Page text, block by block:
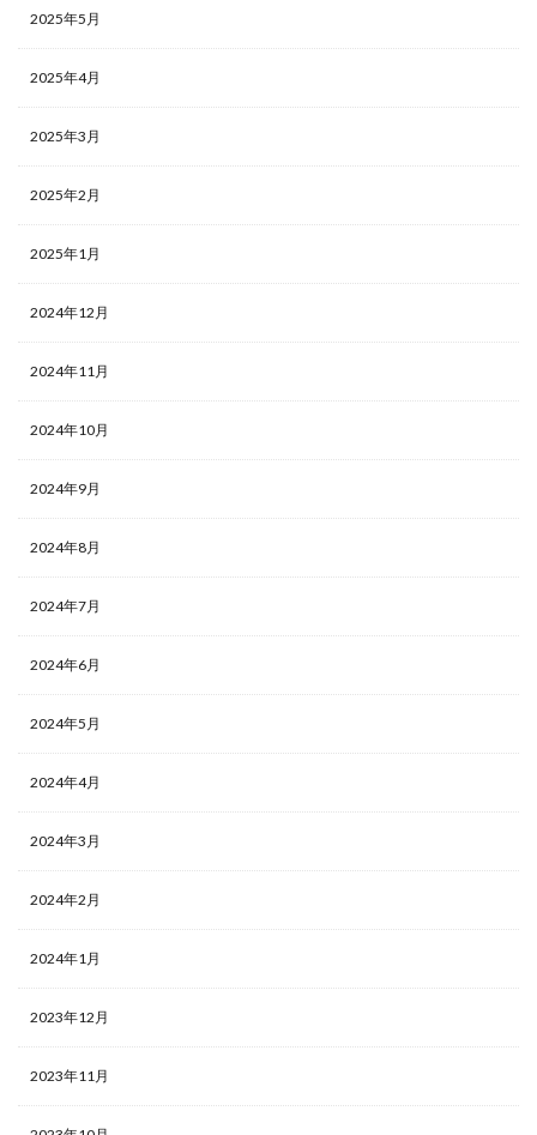
2025年5月
2025年4月
2025年3月
2025年2月
2025年1月
2024年12月
2024年11月
2024年10月
2024年9月
2024年8月
2024年7月
2024年6月
2024年5月
2024年4月
2024年3月
2024年2月
2024年1月
2023年12月
2023年11月